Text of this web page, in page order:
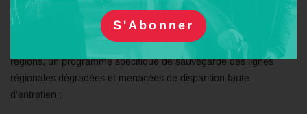
– au gouvernement, de préciser les conditions dans lesquelles la
dette ferroviaire sera reprise par l’Etat, de renforcer
l’investissement sur le réseau ferré et de lancer, en lien avec les
régions, un programme spécifique de sauvegarde des lignes
régionales dégradées et menacées de disparition faute
d’entretien ;